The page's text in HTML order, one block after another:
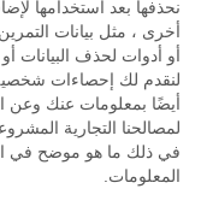
نحذفها بعد استخدامها
أخرى ، مثل بيانات
أو أدوات لحذف البيانات
لنقدم لك إحصاءات
أيضًا بمعلومات عنك وعن
لمصالحنا التجارية
في ذلك ما هو موضح في
المعلومات.